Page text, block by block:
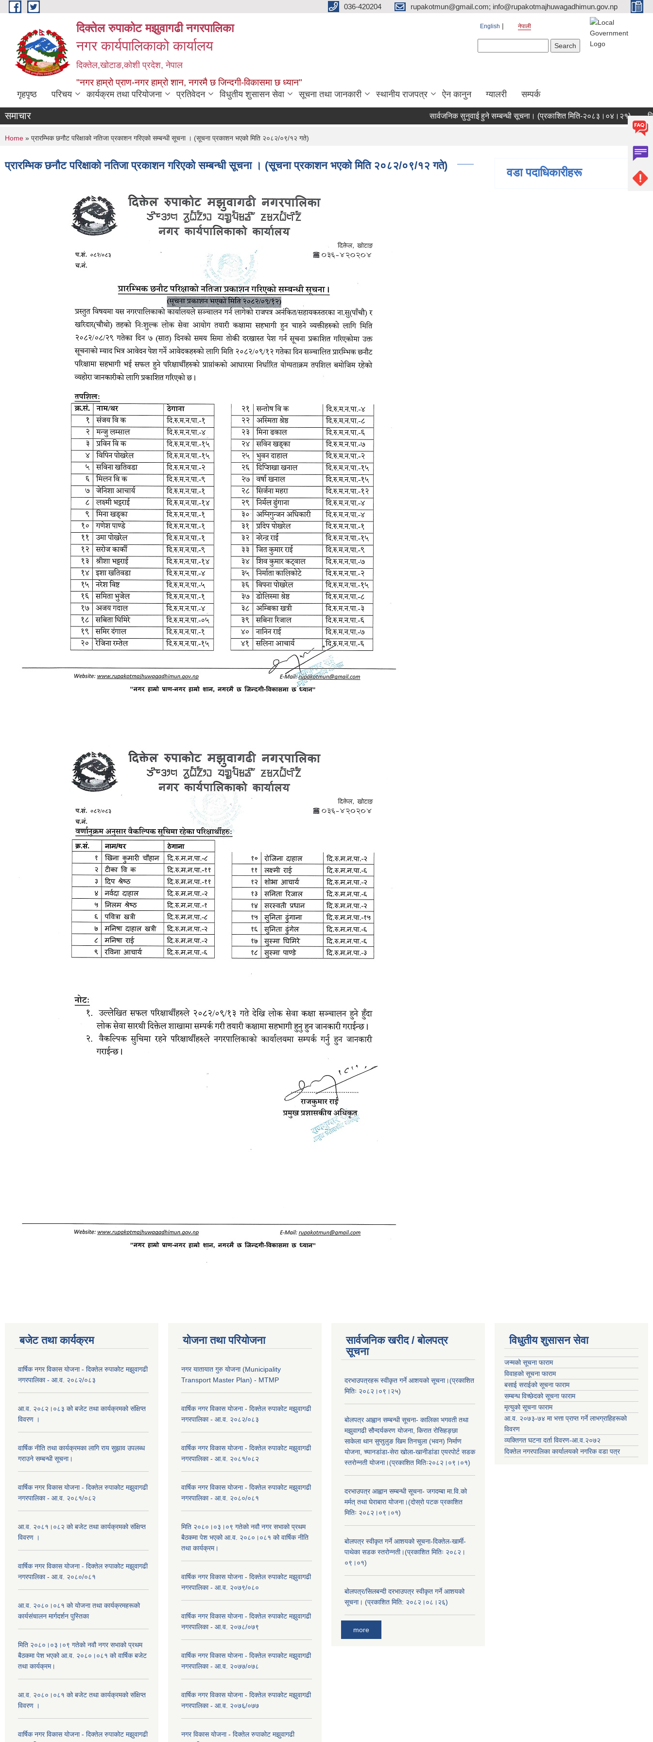
Skip to main content 036-420204 rupakotmun@gmail.com; info@rupakotmajhuwagadhimun.gov.np
दिक्तेल रुपाकोट मझुवागढी नगरपालिका
नगर कार्यपालिकाको कार्यालय
दिक्तेल,खोटाङ,कोशी प्रदेश, नेपाल
"नगर हाम्रो प्राण-नगर हाम्रो शान, नगरमै छ जिन्दगी-विकासमा छ ध्यान"
English नेपाली
गृहपृष्ठ परिचय कार्यक्रम तथा परियोजना प्रतिवेदन विधुतीय शुसासन सेवा सूचना तथा जानकारी स्थानीय राजपत्र ऐन कानुन ग्यालरी सम्पर्क
समाचार सार्वजनिक सुनुवाई हुने सम्बन्धी सूचना। (प्रकाशित मिति-२०८३।०४।२१) निःशुल्क
You are here
Home » प्रारम्भिक छनौट परिक्षाको नतिजा प्रकाशन गरिएको सम्बन्धी सूचना । (सूचना प्रकाशन भएको मिति २०८२/०९/१२ गते)
प्रारम्भिक छनौट परिक्षाको नतिजा प्रकाशन गरिएको सम्बन्धी सूचना । (सूचना प्रकाशन भएको मिति २०८२/०९/१२ गते)
वडा पदाधिकारीहरू
बजेट तथा कार्यक्रम
वार्षिक नगर विकास योजना - दिक्तेल रुपाकोट मझुवागढी
नगरपालिका - आ.व. २०८२/०८३
आ.व. २०८२।०८३ को बजेट तथा कार्यक्रमको संक्षिप्त
विवरण ।
वार्षिक नीति तथा कार्यक्रमका लागि राय सुझाव उपलब्ध
गराउने सम्बन्धी सूचना।
वार्षिक नगर विकास योजना - दिक्तेल रुपाकोट मझुवागढी
नगरपालिका - आ.व. २०८१/०८२
आ.व. २०८१।०८२ को बजेट तथा कार्यक्रमको संक्षिप्त
विवरण ।
वार्षिक नगर विकास योजना - दिक्तेल रुपाकोट मझुवागढी
नगरपालिका - आ.व. २०८०/०८१
आ.व. २०८०।०८१ को योजना तथा कार्यक्रमहरूको
कार्यसंचालन मार्गदर्शन पुस्तिका
मिति २०८०।०३।०९ गतेको नवौ नगर सभाको प्रथम
बैठकमा पेश भएको आ.व. २०८०।०८१ को वार्षिक बजेट
तथा कार्यक्रम।
आ.व. २०८०।०८१ को बजेट तथा कार्यक्रमको संक्षिप्त
विवरण ।
वार्षिक नगर विकास योजना - दिक्तेल रुपाकोट मझुवागढी
योजना तथा परियोजना
नगर यातायात गुरु योजना (Municipality
Transport Master Plan) - MTMP
वार्षिक नगर विकास योजना - दिक्तेल रुपाकोट मझुवागढी
नगरपालिका - आ.व. २०८२/०८३
वार्षिक नगर विकास योजना - दिक्तेल रुपाकोट मझुवागढी
नगरपालिका - आ.व. २०८१/०८२
वार्षिक नगर विकास योजना - दिक्तेल रुपाकोट मझुवागढी
नगरपालिका - आ.व. २०८०/०८१
मिति २०८०।०३।०९ गतेको नवौ नगर सभाको प्रथम
बैठकमा पेश भएको आ.व. २०८०।०८१ को वार्षिक नीति
तथा कार्यक्रम।
वार्षिक नगर विकास योजना - दिक्तेल रुपाकोट मझुवागढी
नगरपालिका - आ.व. २०७९/०८०
वार्षिक नगर विकास योजना - दिक्तेल रुपाकोट मझुवागढी
नगरपालिका - आ.व. २०७८/०७९
वार्षिक नगर विकास योजना - दिक्तेल रुपाकोट मझुवागढी
नगरपालिका - आ.व. २०७७/०७८
वार्षिक नगर विकास योजना - दिक्तेल रुपाकोट मझुवागढी
नगरपालिका - आ.व. २०७६/०७७
नगर विकास योजना - दिक्तेल रुपाकोट मझुवागढी
सार्वजनिक खरीद / बोलपत्र
सूचना
दरभाउपत्रहरू स्वीकृत गर्ने आशयको सूचना।(प्रकाशित
मितिः २०८२।०९।२५)
बोलपत्र आह्वान सम्बन्धी सूचना- कालिका भगवती तथा
मझुवागढी सौन्दर्यकरण योजना, किरात रोसिहङ्छा
साकेला थान सुप्तुलुङ खिम तिनचुला (भवन) निर्माण
योजना, च्यानडांडा-सेरा खोला-खानीडांडा एयरपोर्ट सडक
स्तरोन्नती योजना।(प्रकाशित मितिः२०८२।०९।०१)
दरभाउपत्र आह्वान सम्बन्धी सूचना- जगदम्बा मा.वि.को
मर्मत् तथा घेराबारा योजना।(दोस्रो पटक प्रकाशित
मितिः २०८२।०९।०१)
बोलपत्र स्वीकृत गर्ने आशयको सूचना-दिक्तेल-खार्मी-
पाथेका सडक स्तरोन्नती।(प्रकाशित मितिः २०८२।
०९।०१)
बोलपत्र/सिलबन्दी दरभाउपत्र स्वीकृत गर्ने आशयको
सूचना। (प्रकाशित मिति: २०८२।०८।२६)
more
विधुतीय शुसासन सेवा
जन्मको सूचना फाराम
विवाहको सूचना फाराम
बसाई सराईको सूचना फाराम
सम्बन्ध विच्छेदको सूचना फाराम
मृत्युको सूचना फाराम
आ.व. २०७३-७४ मा भत्ता प्राप्त गर्ने लाभग्राहिहरूको
विवरण
व्यक्तिगत घटना दर्ता विवरण-आ.व.२०७२
दिक्तेल नगरपालिका कार्यालयको नगरिक वडा पत्र